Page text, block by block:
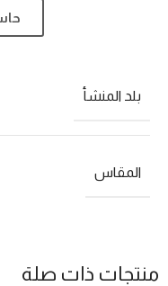
بلد المنشأ
المقاس
منتجات ذات صلة